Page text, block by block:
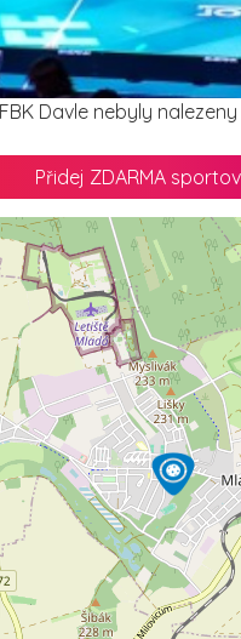
Davle nebyly
Přidej ZDARMA